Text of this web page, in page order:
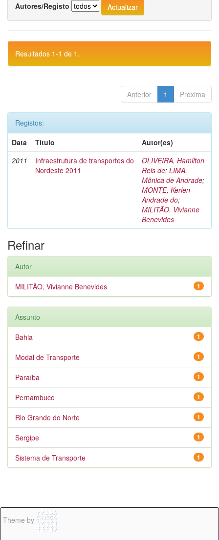
Autores/Registo
Resultados 1-1 de 1.
Anterior 1 Próxima
Registos:
Data
Título
Autor(es)
2011
Infraestrutura de transportes do
Nordeste 2011
OLIVEIRA, Hamilton
Reis de; LIMA,
Mônica de Andrade;
MONTE, Kerlen
Andrade do;
MILITÃO, Vivianne
Benevides
Refinar
Autor
1
MILITÃO, Vivianne Benevides
Assunto
1
Bahia
1
Modal de Transporte
1
Paraíba
1
Pernambuco
1
Rio Grande do Norte
1
Sergipe
1
Sistema de Transporte
Theme by